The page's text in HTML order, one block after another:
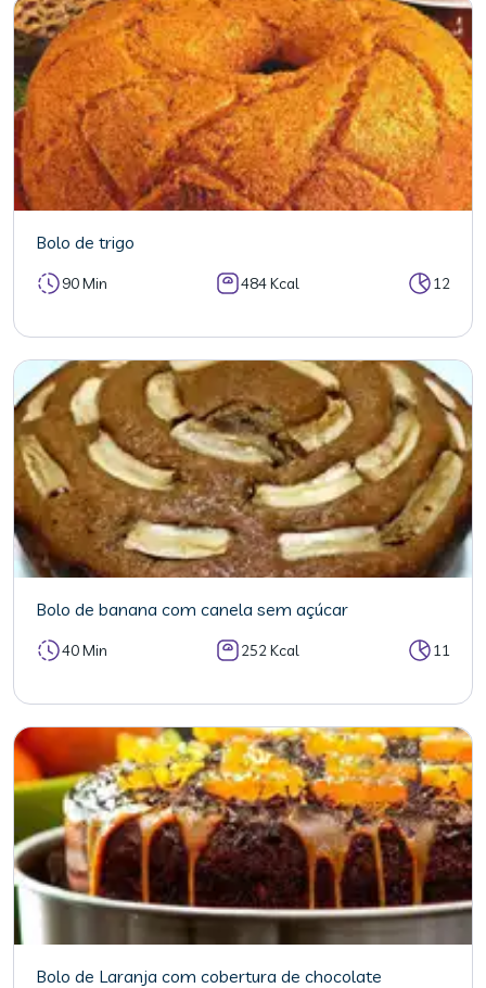
Bolo de trigo
90 Min 484 Kcal 12
Bolo de banana com canela sem açúcar
40 Min 252 Kcal 11
Bolo de Laranja com cobertura de chocolate